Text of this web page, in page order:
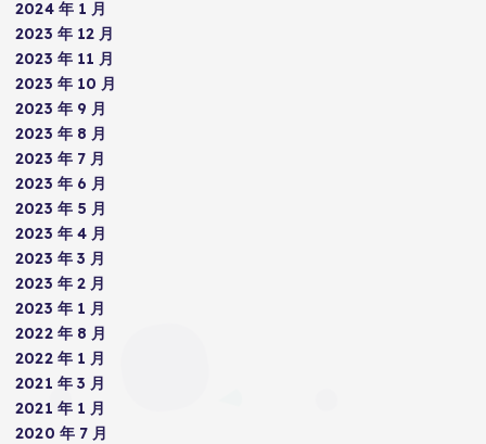
2024 年 1 月
2023 年 12 月
2023 年 11 月
2023 年 10 月
2023 年 9 月
2023 年 8 月
2023 年 7 月
2023 年 6 月
2023 年 5 月
2023 年 4 月
2023 年 3 月
2023 年 2 月
2023 年 1 月
2022 年 8 月
2022 年 1 月
2021 年 3 月
2021 年 1 月
2020 年 7 月